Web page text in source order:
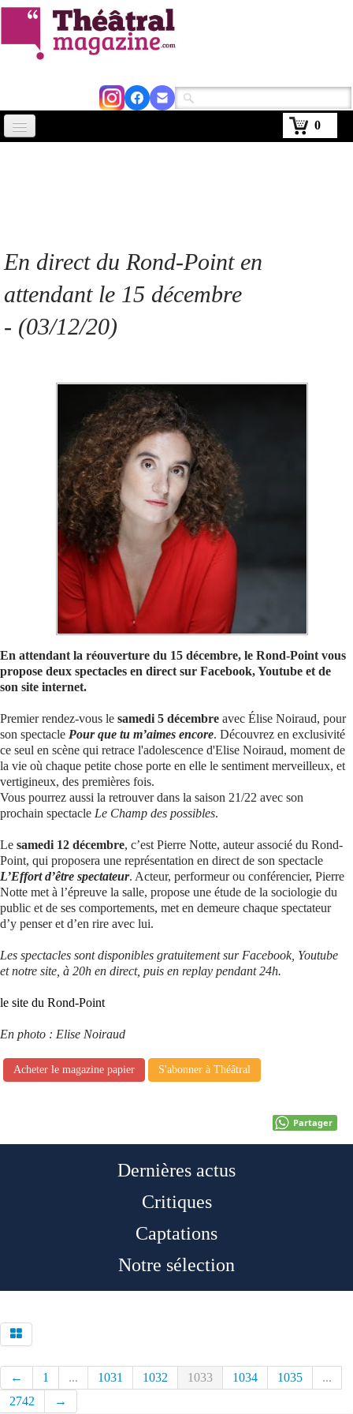
0
Abonnement
Se connecter
En direct du Rond-Point en
attendant le 15 décembre
- (03/12/20)
En attendant la réouverture du 15 décembre, le Rond-Point vous
propose deux spectacles en direct sur Facebook, Youtube et de
son site internet.
Premier rendez-vous le samedi 5 décembre avec Élise Noiraud, pour
son spectacle Pour que tu m’aimes encore. Découvrez en exclusivité
ce seul en scène qui retrace l'adolescence d'Elise Noiraud, moment de
la vie où chaque petite chose porte en elle le sentiment merveilleux, et
vertigineux, des premières fois.
Vous pourrez aussi la retrouver dans la saison 21/22 avec son
prochain spectacle Le Champ des possibles.
Le samedi 12 décembre, c’est Pierre Notte, auteur associé du Rond-
Point, qui proposera une représentation en direct de son spectacle
L’Effort d’être spectateur. Acteur, performeur ou conférencier, Pierre
Notte met à l’épreuve la salle, propose une étude de la sociologie du
public et de ses comportements, met en demeure chaque spectateur
d’y penser et d’en rire avec lui.
Les spectacles sont disponibles gratuitement sur Facebook, Youtube
et notre site, à 20h en direct, puis en replay pendant 24h.
le site du Rond-Point
En photo : Elise Noiraud
Acheter le magazine papier S'abonner à Théâtral
Partager
Dernières actus
Critiques
Captations
Notre sélection
← 1 ... 1031 1032 1033 1034 1035
...
2742
→